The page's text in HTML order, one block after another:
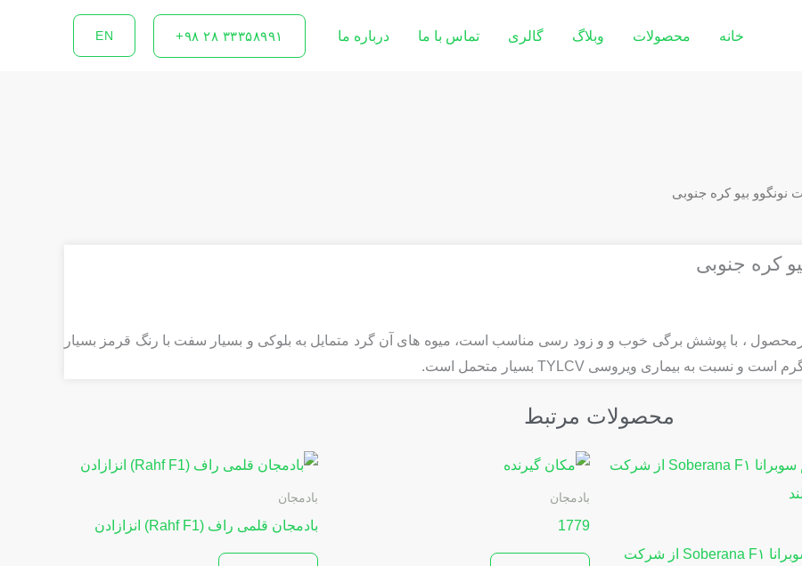
خانه محصولات وبلاگ گالری تماس با ما درباره ما ۳۳۳۵۸۹۹۱ ۲۸ ۹۸+ EN
، با پوشش برگی خوب و و زود رسی مناسب است، میوه های آن گرد متمایل به بلوکی و بسیار سفت با رنگ قرمز بسیار
محصولات مرتبط
پیاز رقم سوبرانا Soberana F۱ از شرکت
بادمجان
1779
بادمجان
بادمجان قلمی راف (Rahf F1) انزازادن